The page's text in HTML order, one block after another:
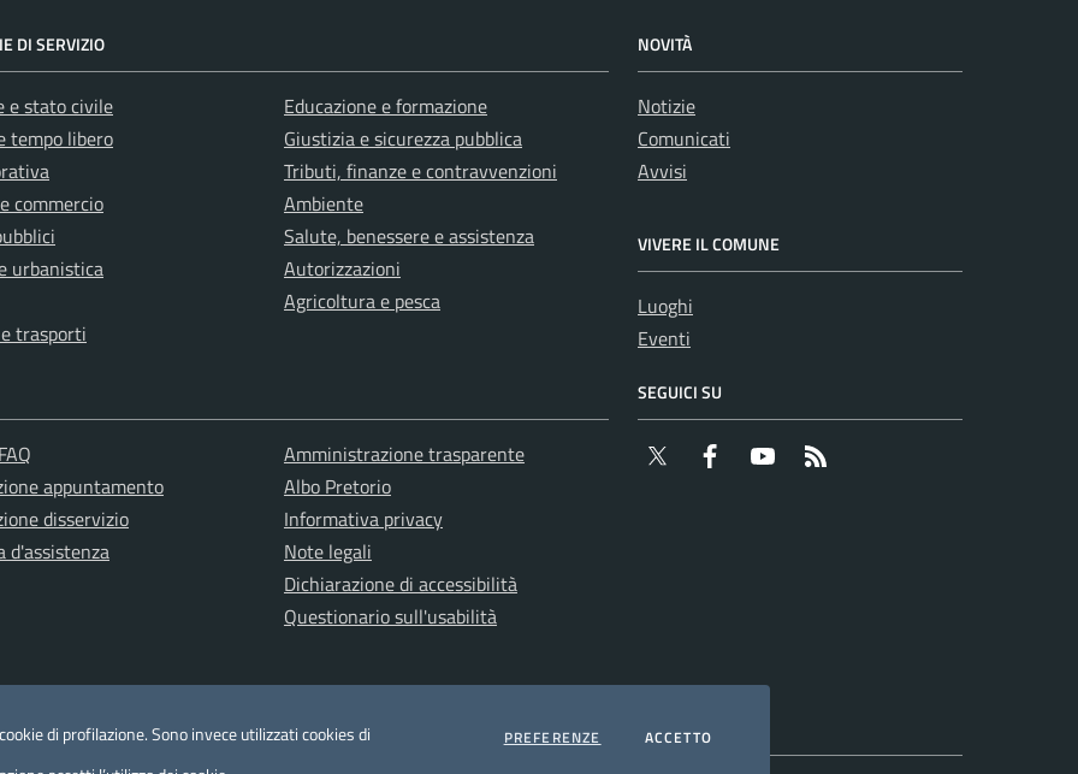
DI SERVIZIO
e stato civile
tempo libero
commercio
urbanistica
trasporti
Educazione e formazione
Giustizia e sicurezza pubblica
Tributi, finanze e contravvenzioni
Ambiente
Salute, benessere e assistenza
Autorizzazioni
Agricoltura e pesca
NOVITÀ
Notizie
Comunicati
Avvisi
VIVERE IL COMUNE
Luoghi
Eventi
appuntamento
disservizio
d'assistenza
Amministrazione trasparente
Albo Pretorio
Informativa privacy
Note legali
Dichiarazione di accessibilità
Questionario sull'usabilità
SEGUICI SU
Twitter Facebook YouTube
di profilazione. Sono invece utilizzati cookies di
PREFERENZE COOKIESACCETTOI COOKIES